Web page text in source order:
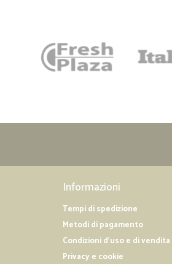
Informazioni
Tempi di spedizione
Metodi di pagamento
Condizioni d'uso e di vendita
Privacy e cookie